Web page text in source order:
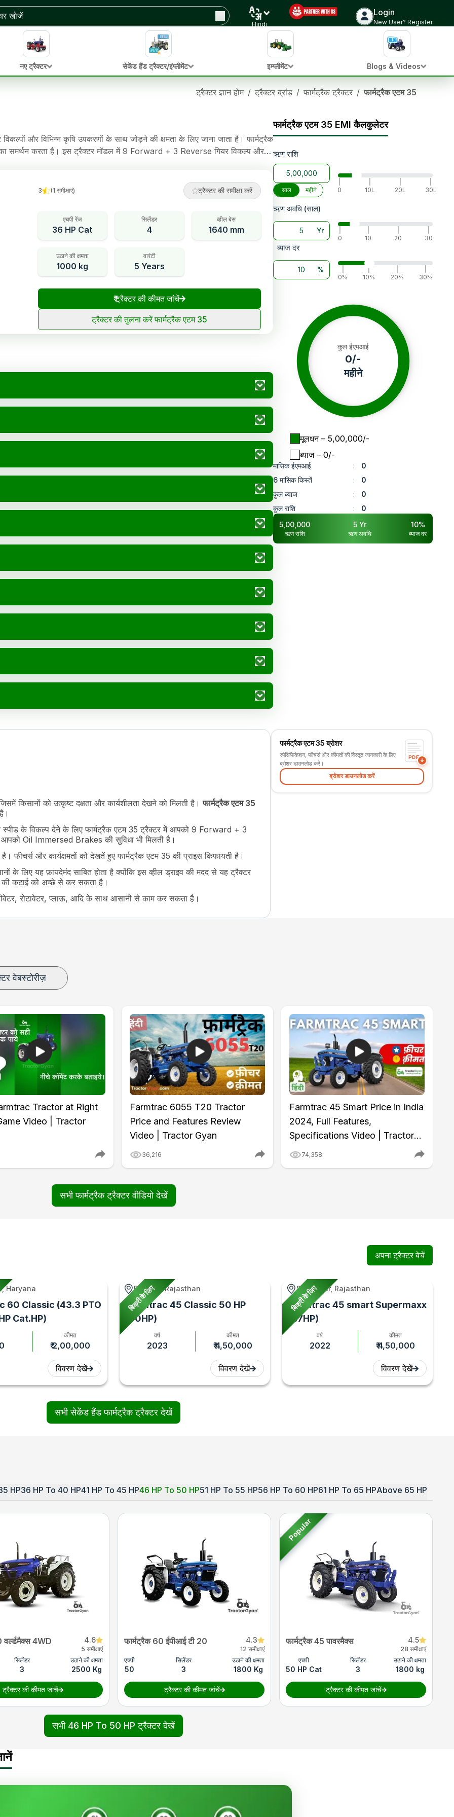
Hindi
Login
New User? Register
नए ट्रैक्टर सेकेंड हैंड ट्रैक्टर/इंप्लीमेंट इम्प्लीमेंट Blogs & Videos
ट्रैक्टर ज्ञान होम / ट्रैक्टर ब्रांड / फार्मट्रैक ट्रैक्टर / फार्मट्रैक एटम 35
और विभिन्न कृषि उपकरणों के साथ जोड़ने की क्षमता के लिए जाना जाता है। फार्मट्रैक
ट्रैक्टर मॉडल में 9 Forward + 3 Reverse गियर विकल्प और
में Oil Immersed Brakes ब्रेक, Power Steering स्टीयरिंग, 1000 kg
3 (1 समीक्षाएं) ट्रैक्टर की समीक्षा करें
एचपी रेंज
36 HP Cat
सिलेंडर
4
व्हील बेस
1640 mm
उठाने की क्षमता
1000 kg
वारंटी
5 Years
₹ट्रैक्टर की कीमत जांचें
ट्रैक्टर की तुलना करें फार्मट्रैक एटम 35
Hook
फार्मट्रैक एटम 35 EMI कैलकुलेटर
ऋण राशि
0
10L
20L
30L
साल महीने
ऋण अवधि (साल)
Yr
0
10
20
30
ब्याज दर
%
0%
|
10%
20%
30%
कुल ईएमआई
0/-
महीने
मूलधन– ₹ 5,00,000/-
ब्याज– ₹ 0/-
मासिक ईएमआई :
0
6 मासिक किस्तें
:
0
कुल ब्याज
:
0
कुल राशि
:
0
5,00,000
ऋण राशि
5Yr
ऋण अवधि
10%
ब्याज दर
किसानों को उत्कृष्ट दक्षता और कार्यशीलता देखने को मिलती है।फार्मट्रैक एटम 35
के विकल्प देने के लिए फार्मट्रैक एटम 35 ट्रैक्टर में आपको 9 Forward + 3
Oil Immersed Brakes की सुविधा भी मिलती है।
और कार्यक्षमतों को देखतें हुए फार्मट्रैक एटम 35 की प्राइस किफायती है।
के लिए यह फ़ायदेमंद साबित होता है क्योंकि इस व्हील ड्राइव की मदद से यह ट्रैक्टर
कटाई को अच्छे से कर सकता है।
रोटावेटर, प्लाऊ, आदि के साथ आसानी से काम कर सकता है।
फार्मट्रैक एटम 35 ब्रोशर
स्पेसिफिकेशन, फीचर्स और कीमतों की विस्तृत जानकारी के लिए
ब्रोशर डाउनलोड करें।
PDF
ब्रोशर डाउनलोड करें
वेबस्टोरीज़
Tractor at Right
Video | Tractor
Farmtrac 6055 T20 Tractor
Price and Features Review
Video | Tractor Gyan
36,216
Farmtrac 45 Smart Price in India
2024, Full Features,
Specifications Video | Tractor
Gyan74,358
सभी फार्मट्रैक ट्रैक्टर वीडियो देखें
अपना ट्रैक्टर बेचें
Haryana
60 Classic (43.3 PTO
Cat.HP)
कीमत
₹ 2,00,000
विवरण देखें
बिक्री के लिए
Rupbas, Rajasthan
Farmtrac 45 Classic 50 HP
(50HP)
वर्ष
2023
कीमत
₹ 4,50,000
विवरण देखें
बिक्री के लिए
Sanganer, Rajasthan
Farmtrac 45 smart Supermaxx
(47HP)
वर्ष
2022
कीमत
₹ 4,50,000
विवरण देखें
सभी सेकेंड हैंड फार्मट्रैक ट्रैक्टर देखें
HP36 HP To 40 HP41 HP To 45 HP46 HP To 50 HP51 HP To 55 HP56 HP To 60 HP61 HP To 65 HPAbove 65 HP
वर्ल्डमैक्स 4WD 4.6
5 समीक्षाएं
सिलेंडर
3
उठाने की क्षमता
2500 Kg
ट्रैक्टर की कीमत जांचें
फार्मट्रैक 60 ईपीआई टी 20 4.3
12 समीक्षाएं
एचपी
50
सिलेंडर
3
उठाने की क्षमता
1800 Kg
ट्रैक्टर की कीमत जांचें
Popular
फार्मट्रैक 45 पावरमैक्स 4.5
28 समीक्षाएं
एचपी
50 HP Cat
सिलेंडर
3
उठाने की क्षमता
1800 kg
ट्रैक्टर की कीमत जांचें
सभी 46 HP To 50 HP ट्रैक्टर देखें
ट्रैक्टर की कीमत जांचें